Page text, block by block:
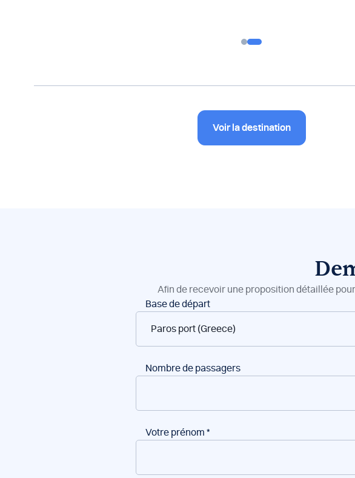
Voir la destination
Afin de recevoir une proposition détaillée
Réservation
bateaux
Base de départ
Nombre de passagers
Votre prénom *